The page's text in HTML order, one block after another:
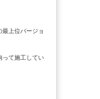
上位バージョ
って施工してい